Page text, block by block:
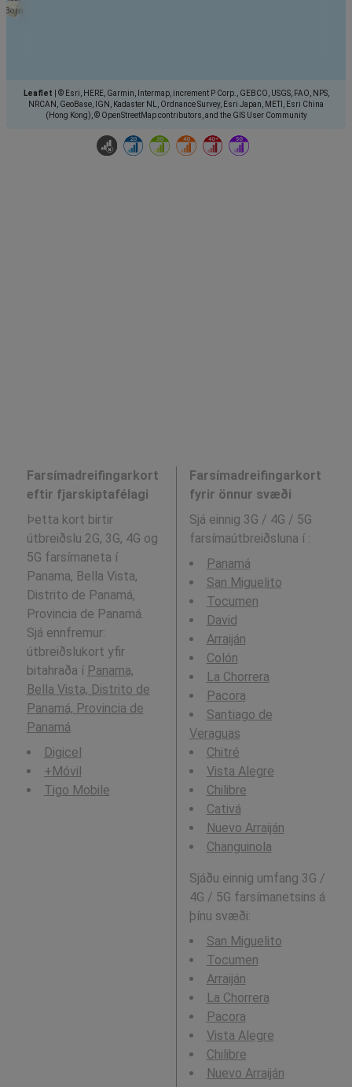
Leaflet
© Esri, HERE, Garmin, Intermap, increment P Corp., GEBCO, USGS, FAO, NPS,
NRCAN, GeoBase, IGN, Kadaster NL, Ordnance Survey, Esri Japan, METI, Esri China
(Hong Kong), © OpenStreetMap contributors, and the GIS User Community
Farsímadreifingarkort
eftir fjarskiptafélagi
Þetta kort birtir
útbreiðslu 2G, 3G, 4G og
5G farsímaneta í
Panama, Bella Vista,
Distrito de Panamá,
Provincia de Panamá.
Sjá ennfremur:
útbreiðslukort yfir
bitahraða í Panama,
Bella Vista, Distrito de
Panamá, Provincia de
Panamá
Digicel
+Móvil
Tigo Mobile
Farsímadreifingarkort
fyrir önnur svæði
Sjá einnig 3G / 4G / 5G
farsímaútbreiðsluna í :
Panamá
San Miguelito
Tocumen
David
Arraiján
Colón
La Chorrera
Pacora
Santiago de
Veraguas
Chitré
Vista Alegre
Chilibre
Cativá
Nuevo Arraiján
Changuinola
Sjáðu einnig umfang 3G /
4G / 5G farsímanetsins á
þínu svæði:
San Miguelito
Tocumen
Arraiján
La Chorrera
Pacora
Vista Alegre
Chilibre
Nuevo Arraiján